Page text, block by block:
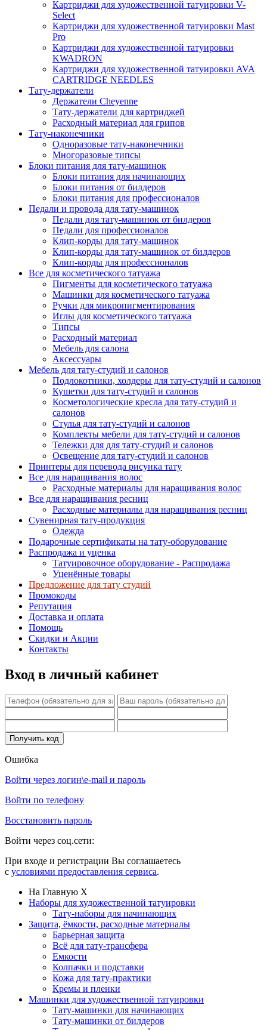
Картриджи для художественной татуировки V-
Select
Картриджи для художественной татуировки Mast
Pro
Картриджи для художественной татуировки
KWADRON
Картриджи для художественной татуировки AVA
CARTRIDGE NEEDLES
Тату-держатели
Держатели Cheyenne
Тату-держатели для картриджей
Расходный материал для грипов
Тату-наконечники
Одноразовые тату-наконечники
Многоразовые типсы
Блоки питания для тату-машинок
Блоки питания для начинающих
Блоки питания от билдеров
Блоки питания для профессионалов
Педали и провода для тату-машинок
Педали для тату-машинок от билдеров
Педали для профессионалов
Клип-корды для тату-машинок
Клип-корды для тату-машинок от билдеров
Клип-корды для профессионалов
Все для косметического татуажа
Пигменты для косметического татуажа
Машинки для косметического татуажа
Ручки для микропигментирования
Иглы для косметического татуажа
Типсы
Расходный материал
Мебель для салона
Аксессуары
Мебель для тату-студий и салонов
Подлокотники, холдеры для тату-студий и салонов
Кушетки для тату-студий и салонов
Косметологические кресла для тату-студий и
салонов
Стулья для тату-студий и салонов
Комплекты мебели для тату-студий и салонов
Тележки для для тату-студий и салонов
Освещение для тату-студий и салонов
Принтеры для перевода рисунка тату
Все для наращивания волос
Расходные материалы для наращивания волос
Все для наращивания ресниц
Расходные материалы для наращивания ресниц
Сувенирная тату-продукция
Одежда
Подарочные сертификаты на тату-оборудование
Распродажа и уценка
Татуировочное оборудование - Распродажа
Уценённые товары
Предложение для тату студий
Промокоды
Репутация
Доставка и оплата
Помощь
Скидки и Акции
Контакты
Вход в личный кабинет
Ошибка
Войти через логин\e-mail и пароль
Войти по телефону
Восстановить пароль
Войти через соц.сети:
При входе и регистрации Вы соглашаетесь
с условиями предоставления сервиса.
На Главную X
Наборы для художественной татуировки
Тату-наборы для начинающих
Защита, ёмкости, расходные материалы
Барьерная защита
Всё для тату-трансфера
Емкости
Колпачки и подставки
Кожа для тату-практики
Кремы и пленки
Машинки для художественной татуировки
Тату-машинки для начинающих
Тату-машинки от билдеров